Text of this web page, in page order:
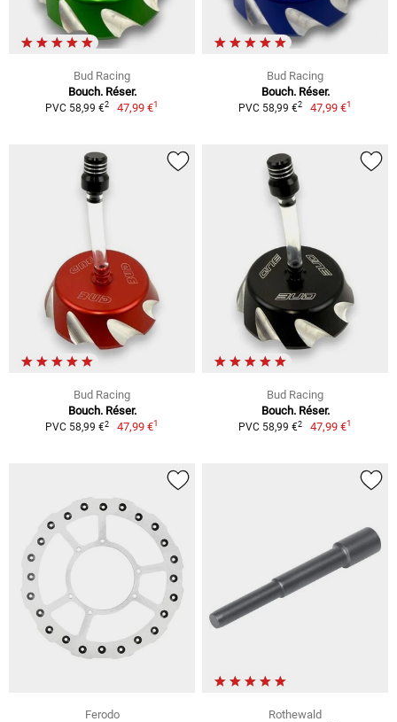
Bud Racing
Bouch. Réser.
PVC 58,99 €2 47,99 €1
Bud Racing
Bouch. Réser.
PVC 58,99 €2 47,99 €1
Bud Racing
Bouch. Réser.
PVC 58,99 €2 47,99 €1
Bud Racing
Bouch. Réser.
PVC 58,99 €2 47,99 €1
Ferodo
Rothewald